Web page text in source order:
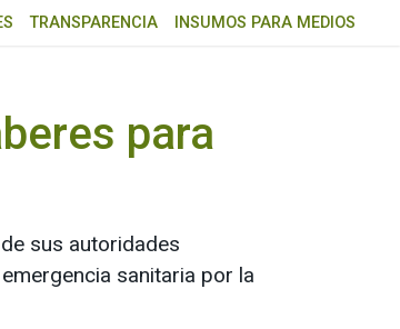
TRANSPARENCIA INSUMOS PARA MEDIOS
para
sus autoridades
sanitaria por la